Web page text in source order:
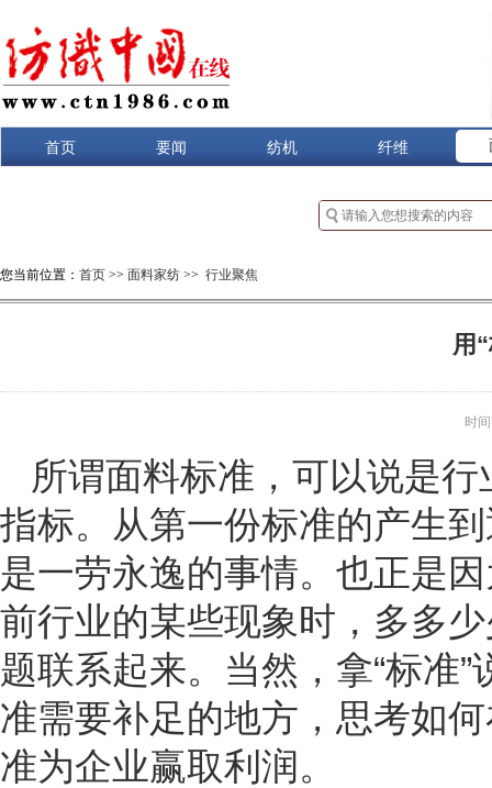
首页 要闻 纺机 纤维
您当前位置： 首页 >> 面料家纺 >> 行业聚焦
用
时
所谓面料标准，可以说是
指标。从第一份标准的产生
是一劳永逸的事情。也正是
前行业的某些现象时，多多
题联系起来。当然，拿“标准
准需要补足的地方，思考如
准为企业赢取利润。